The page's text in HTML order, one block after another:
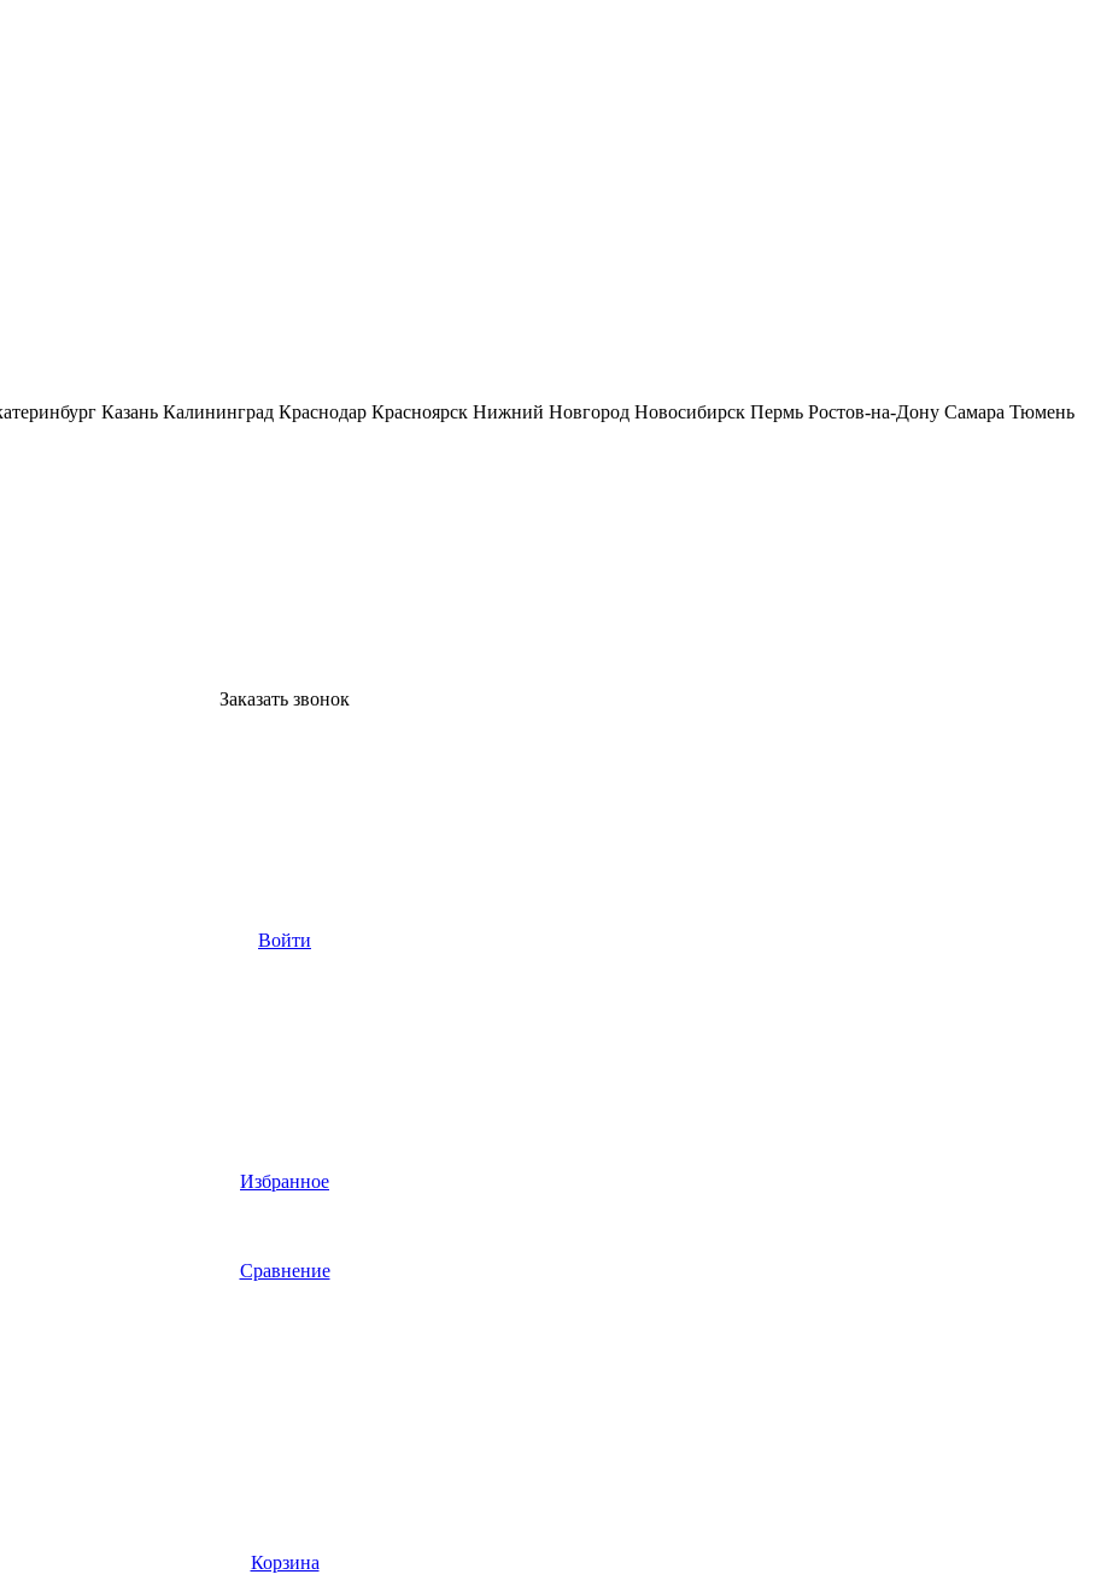
Казань Калининград Краснодар Красноярск Нижний Новгород Новосибирск Пермь Ростов-на-Дону Самара Тюмень
Заказать звонок
Войти
Избранное
Сравнение
Корзина